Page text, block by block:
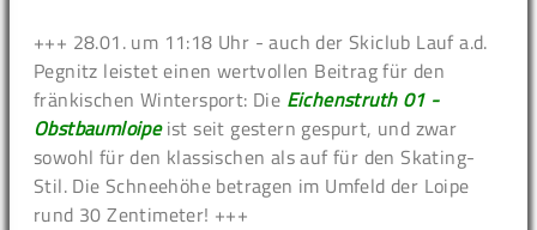
+++ 28.01. um 11:18 Uhr - auch der Skiclub Lauf a.d.
Pegnitz leistet einen wertvollen Beitrag für den
fränkischen Wintersport: Die Eichenstruth 01 -
Obstbaumloipeist seit gestern gespurt, und zwar
sowohl für den klassischen als auf für den Skating-
Stil. Die Schneehöhe betragen im Umfeld der Loipe
rund 30 Zentimeter! +++